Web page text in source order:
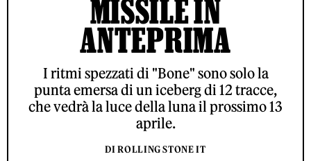
MISSILE IN
ANTEPRIMA
I ritmi spezzati di "Bone" sono solo la
punta emersa di un iceberg di 12 tracce,
che vedrà la luce della luna il prossimo 13
aprile.
DI ROLLING STONE IT